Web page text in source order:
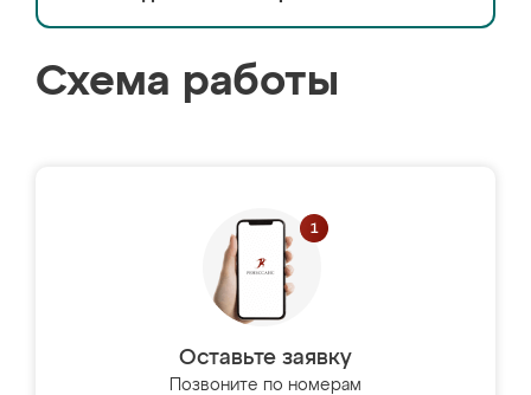
Схема работы
Оставьте заявку
Позвоните по номерам